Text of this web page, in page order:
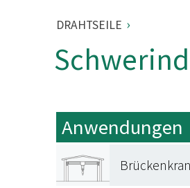
DRAHTSEILE ›
Anwendungen
Brückenkran